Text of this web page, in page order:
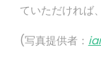
ていただければ
(写真提供者：